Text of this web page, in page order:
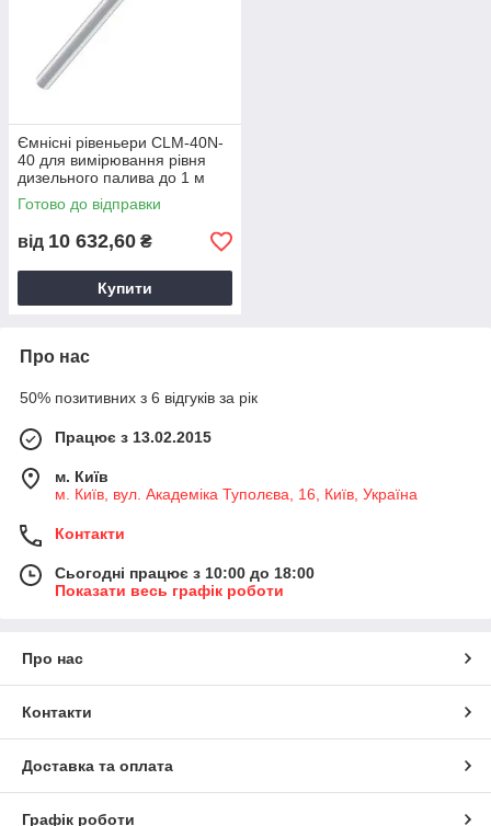
Ємнісні рівеньери CLM-40N-
40 для вимірювання рівня
дизельного палива до 1 м
Готово до відправки
від 10 632,60 ₴
Купити
Про нас
50% позитивних з 6 відгуків за рік
Працює з 13.02.2015
м. Київ
м. Київ, вул. Академіка Туполєва, 16, Київ, Україна
Контакти
Сьогодні працює з 10:00 до 18:00
Показати весь графік роботи
Про нас
Контакти
Доставка та оплата
Графік роботи